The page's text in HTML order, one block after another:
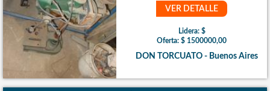
VER DETALLE
Lidera: $
Oferta: $ 1500000,00
DON TORCUATO - Buenos Aires